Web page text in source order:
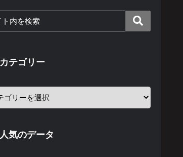
カテゴリー
人気のデータ